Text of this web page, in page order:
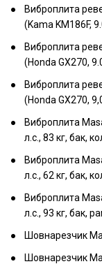
Виброплита
(Kama KM186F,
Виброплита
(Honda GX270,
Виброплита
(Honda GX270,
Виброплита
л.с., 83 кг, бак,
Виброплита
л.с., 62 кг, бак,
Виброплита
л.с., 93 кг, бак,
Шовнарезчик